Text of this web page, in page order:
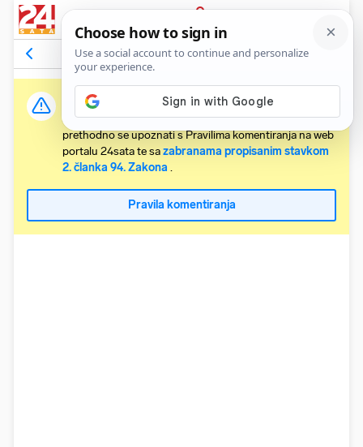
PRIJAVA
Komentari38 Relevantni
Važna obavijest:
Svaki korisnik koji želi komentirati članke obvezan je
prethodno se upoznati s Pravilima komentiranja na web
portalu 24sata te sazabranama propisanim stavkom
2. članka 94. Zakona .
Pravila komentiranja